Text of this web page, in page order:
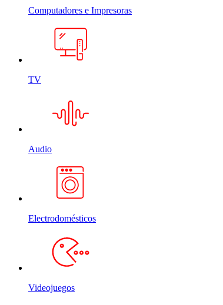
Computadores e Impresoras
TV
Audio
Electrodomésticos
Videojuegos